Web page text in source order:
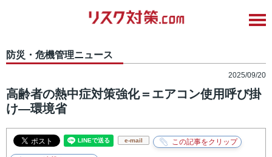
防災・危機管理ニュース
2025/09/20
高齢者の熱中症対策強化＝エアコン使用呼び掛
け―環境省
e-mail